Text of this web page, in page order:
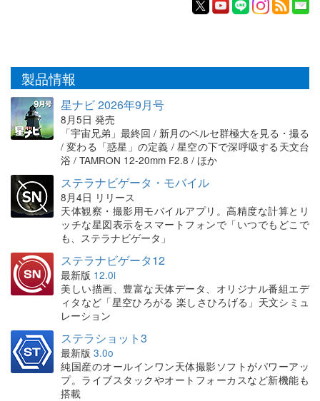
製品情報
星ナビ 2026年9月号
8月5日 発売
「宇宙兄弟」最終回 / 新月のペルセ群極大を見る・撮る
/ 変わる「惑星」の定義 / 星空の下で深呼吸する天文台
浴 / TAMRON 12-20mm F2.8 / ほか
ステラナビゲータ・モバイル
8月4日 リリース
天体観察・撮影用モバイルアプリ。高精度な計算とリ
ッチな星図表示をスマートフォンで「いつでもどこで
も、ステラナビゲータ」
ステラナビゲータ12
最新版 12.0i
美しい描画、豊富な天体データ、オリジナル番組エデ
ィタなど「星空ひろがる 楽しさひろげる」天文シミュ
レーション
ステラショット3
最新版 3.0o
純国産のオールインワン天体撮影ソフトがパワーアッ
プ。ライブスタックやオートフォーカスなど新機能も
搭載